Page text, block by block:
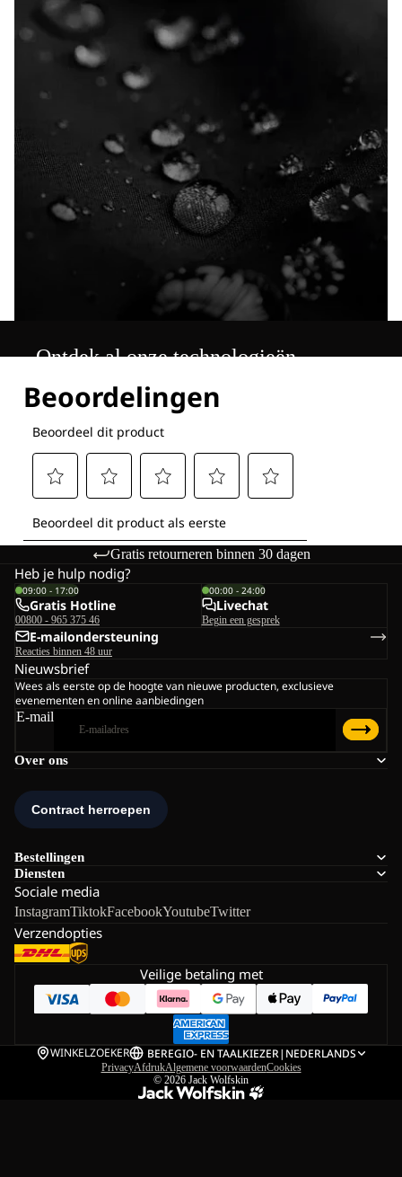
Ontdek al onze technologieën
Gratis retourneren binnen 30 dagen
Over ons
Bestellingen
Diensten
Sociale media
InstagramTiktokFacebookYoutubeTwitter
Verzendopties
Heb je hulp nodig?
09:00 - 17:00
Gratis Hotline
00800 - 965 375 46
00:00 - 24:00
Livechat
Begin een gesprek
E-mailondersteuning
Reacties binnen 48 uur
Nieuwsbrief
Wees als eerste op de hoogte van nieuwe producten, exclusieve
evenementen en online aanbiedingen
E-mail
Veilige betaling met
WINKELZOEKER BEREGIO- EN TAALKIEZER| NEDERLANDS
PrivacyAfdrukAlgemene voorwaardenCookies
© 2026 Jack Wolfskin